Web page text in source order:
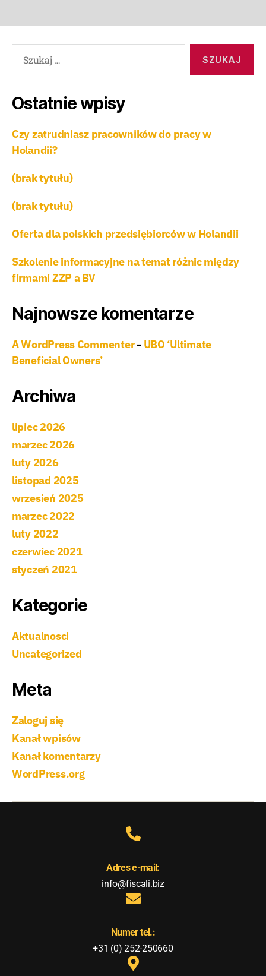
Ostatnie wpisy
Czy zatrudniasz pracowników do pracy w
Holandii?
(brak tytułu)
(brak tytułu)
Oferta dla polskich przedsiębiorców w Holandii
Szkolenie informacyjne na temat różnic między
firmami ZZP a BV
Najnowsze komentarze
A WordPress Commenter- UBO ‘Ultimate
Beneficial Owners’
Archiwa
lipiec 2026
marzec 2026
luty 2026
listopad 2025
wrzesień 2025
marzec 2022
luty 2022
czerwiec 2021
styczeń 2021
Kategorie
Aktualnosci
Uncategorized
Meta
Zaloguj się
Kanał wpisów
Kanał komentarzy
WordPress.org
Adres e-mail:
info@fiscali.biz
Numer tel.:
+31 (0) 252-250660